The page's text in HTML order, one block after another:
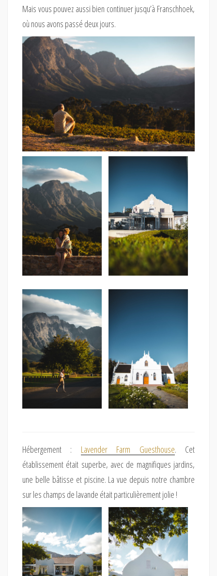
Mais vous pouvez aussi bien continuer jusqu’à Franschhoek,
où nous avons passé deux jours.
Hébergement : Lavender Farm Guesthouse. Cet
établissement était superbe, avec de magnifiques jardins,
une belle bâtisse et piscine. La vue depuis notre chambre
sur les champs de lavande était particulièrement jolie !